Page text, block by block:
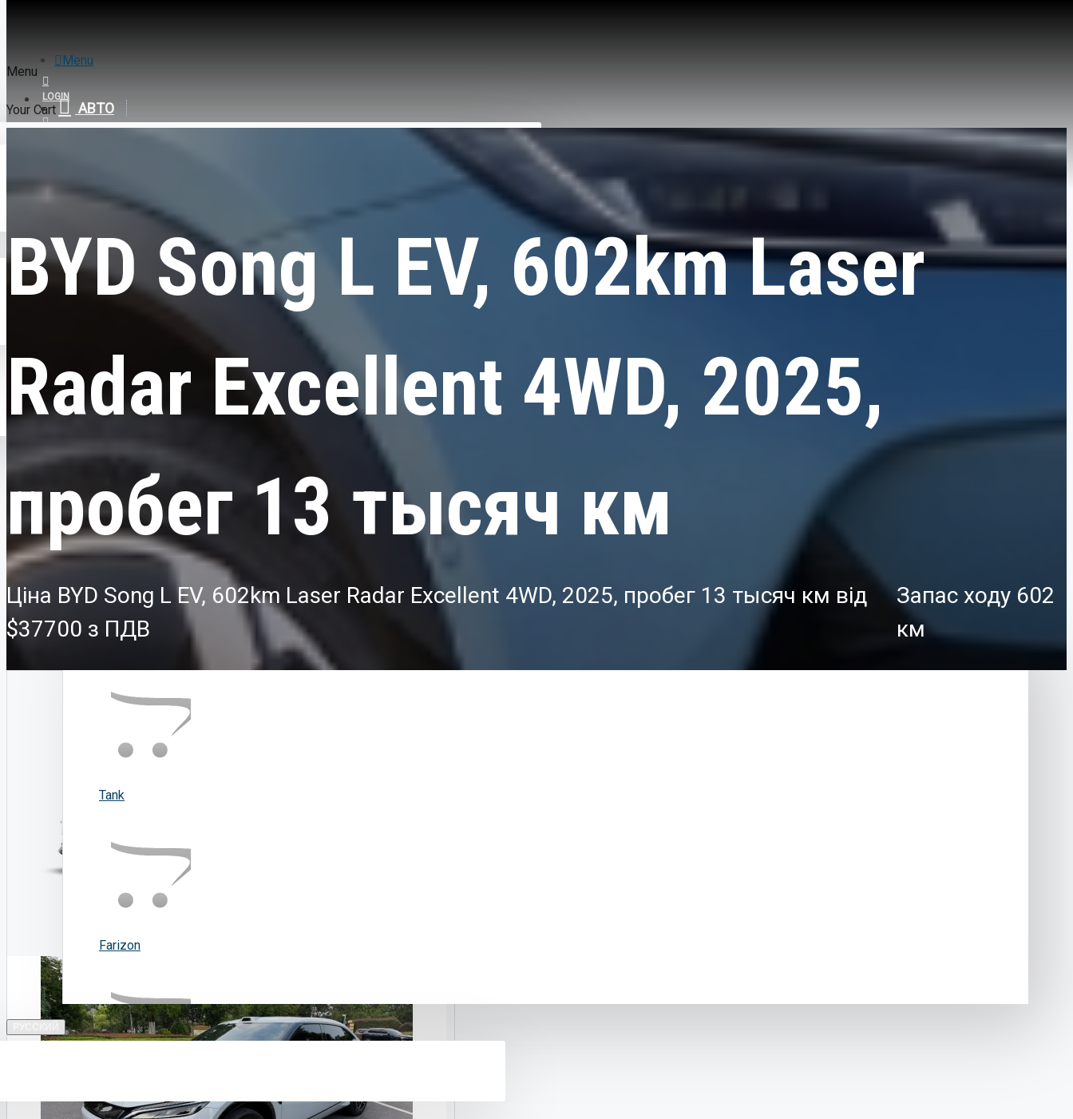
Menu
Your Cart
Menu
АВТО
О НАС
КОНТАКТЫ
НОВОСТИ
0-800-30-1757
АВТО ПО БРЕНДАМ
Tank
Farizon
LOGIN
BYD Song L EV, 602km Laser Radar Excellent 4WD, 2025, пробег 13 тысяч км
BYD Song L EV, 602km Laser
Radar Excellent 4WD, 2025,
пробег 13 тысяч км
Ціна BYD Song L EV, 602km Laser Radar Excellent 4WD, 2025, пробег 13 тысяч км від
$37700
Запас ходу 602
км